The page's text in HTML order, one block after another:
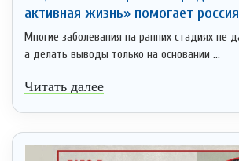
активная жизнь» помогает
Многие заболевания на ранних стадиях не
а делать выводы только на основании ...
Читать далее